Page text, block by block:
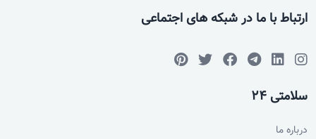
ارتباط با ما در شبکه های اجتماعی
سلامتی 24
درباره ما